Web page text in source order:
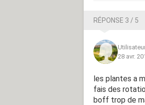
RÉPONSE 3 / 5
28 avr.
les plantes a
fais des
boff trop de